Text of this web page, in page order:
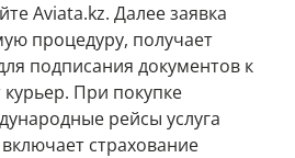
Aviata.kz. Далее заявка
процедуру, получает
подписания документов к
При покупке
рейсы услуга
страхование